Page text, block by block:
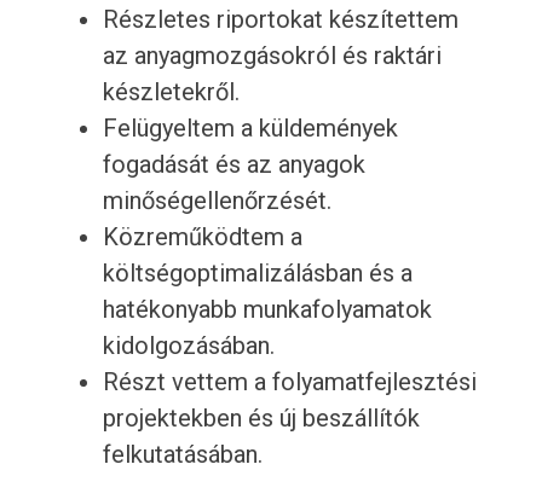
Részletes riportokat készítettem
az anyagmozgásokról és raktári
készletekről.
Felügyeltem a küldemények
fogadását és az anyagok
minőségellenőrzését.
Közreműködtem a
költségoptimalizálásban és a
hatékonyabb munkafolyamatok
kidolgozásában.
Részt vettem a folyamatfejlesztési
projektekben és új beszállítók
felkutatásában.